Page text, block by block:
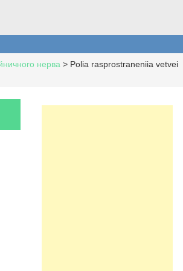
нерва > Polia rasprostraneniia vetvei